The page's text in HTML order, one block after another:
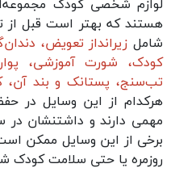
لوازم شخصی کودک
هستند که بهتر است قبل از
شامل زیرانداز تعویض،
کودک، شورت آموزشی،
تب‌سنج، پستانک و بند آن،
هرکدام از این وسایل در
مهمی دارند و داشتنشان
برخی از این وسایل ممکن
روزمره یا حتی سلامت کودک